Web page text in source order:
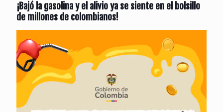
¡Bajó la gasolina y el alivio ya se siente en el bolsillo
de millones de colombianos!
de
vídeo